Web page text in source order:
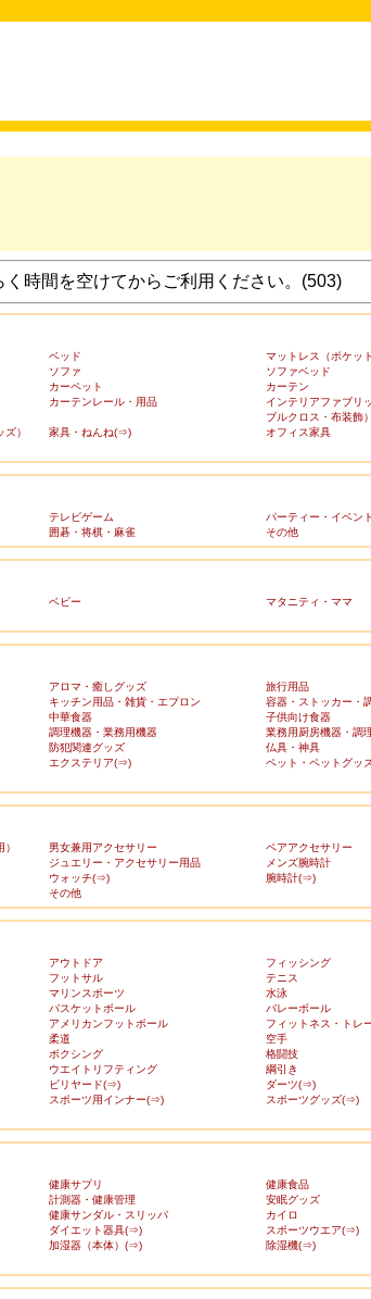
時間を空けてからご利用ください。(503)
ベッド マットレス（ポケッ
ソファ ソファベッド
カーペット カーテン
カーテンレール・用品
インテリアファブリ
ブルクロス・布装飾）
） 家具・ねんね(⇒) オフィス家具
テレビゲーム パーティー・イベン
囲碁・将棋・麻雀 その他
ベビー マタニティ・ママ
アロマ・癒しグッズ 旅行用品
キッチン用品・雑貨・エプロン 容器・ストッカー・
中華食器 子供向け食器
調理機器・業務用機器 業務用厨房機器・調
防犯関連グッズ 仏具・神具
エクステリア(⇒) ペット・ペットグッ
男女兼用アクセサリー ペアアクセサリー
ジュエリー・アクセサリー用品 メンズ腕時計
ウォッチ(⇒) 腕時計(⇒)
その他
アウトドア フィッシング
フットサル テニス
マリンスポーツ 水泳
バスケットボール バレーボール
アメリカンフットボール フィットネス・トレ
柔道 空手
ボクシング 格闘技
ウエイトリフティング 綱引き
ビリヤード(⇒) ダーツ(⇒)
スポーツ用インナー(⇒) スポーツグッズ(⇒)
健康サプリ 健康食品
計測器・健康管理 安眠グッズ
健康サンダル・スリッパ カイロ
ダイエット器具(⇒) スポーツウエア(⇒)
加湿器（本体）(⇒) 除湿機(⇒)